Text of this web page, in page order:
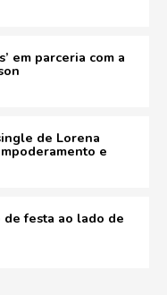
em parceria com a
de Lorena
e
de festa ao lado de